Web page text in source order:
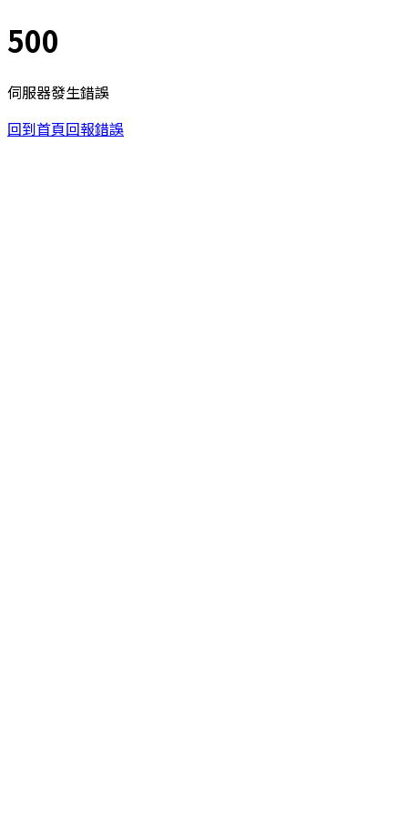
500
伺服器發生錯誤
回到首頁回報錯誤